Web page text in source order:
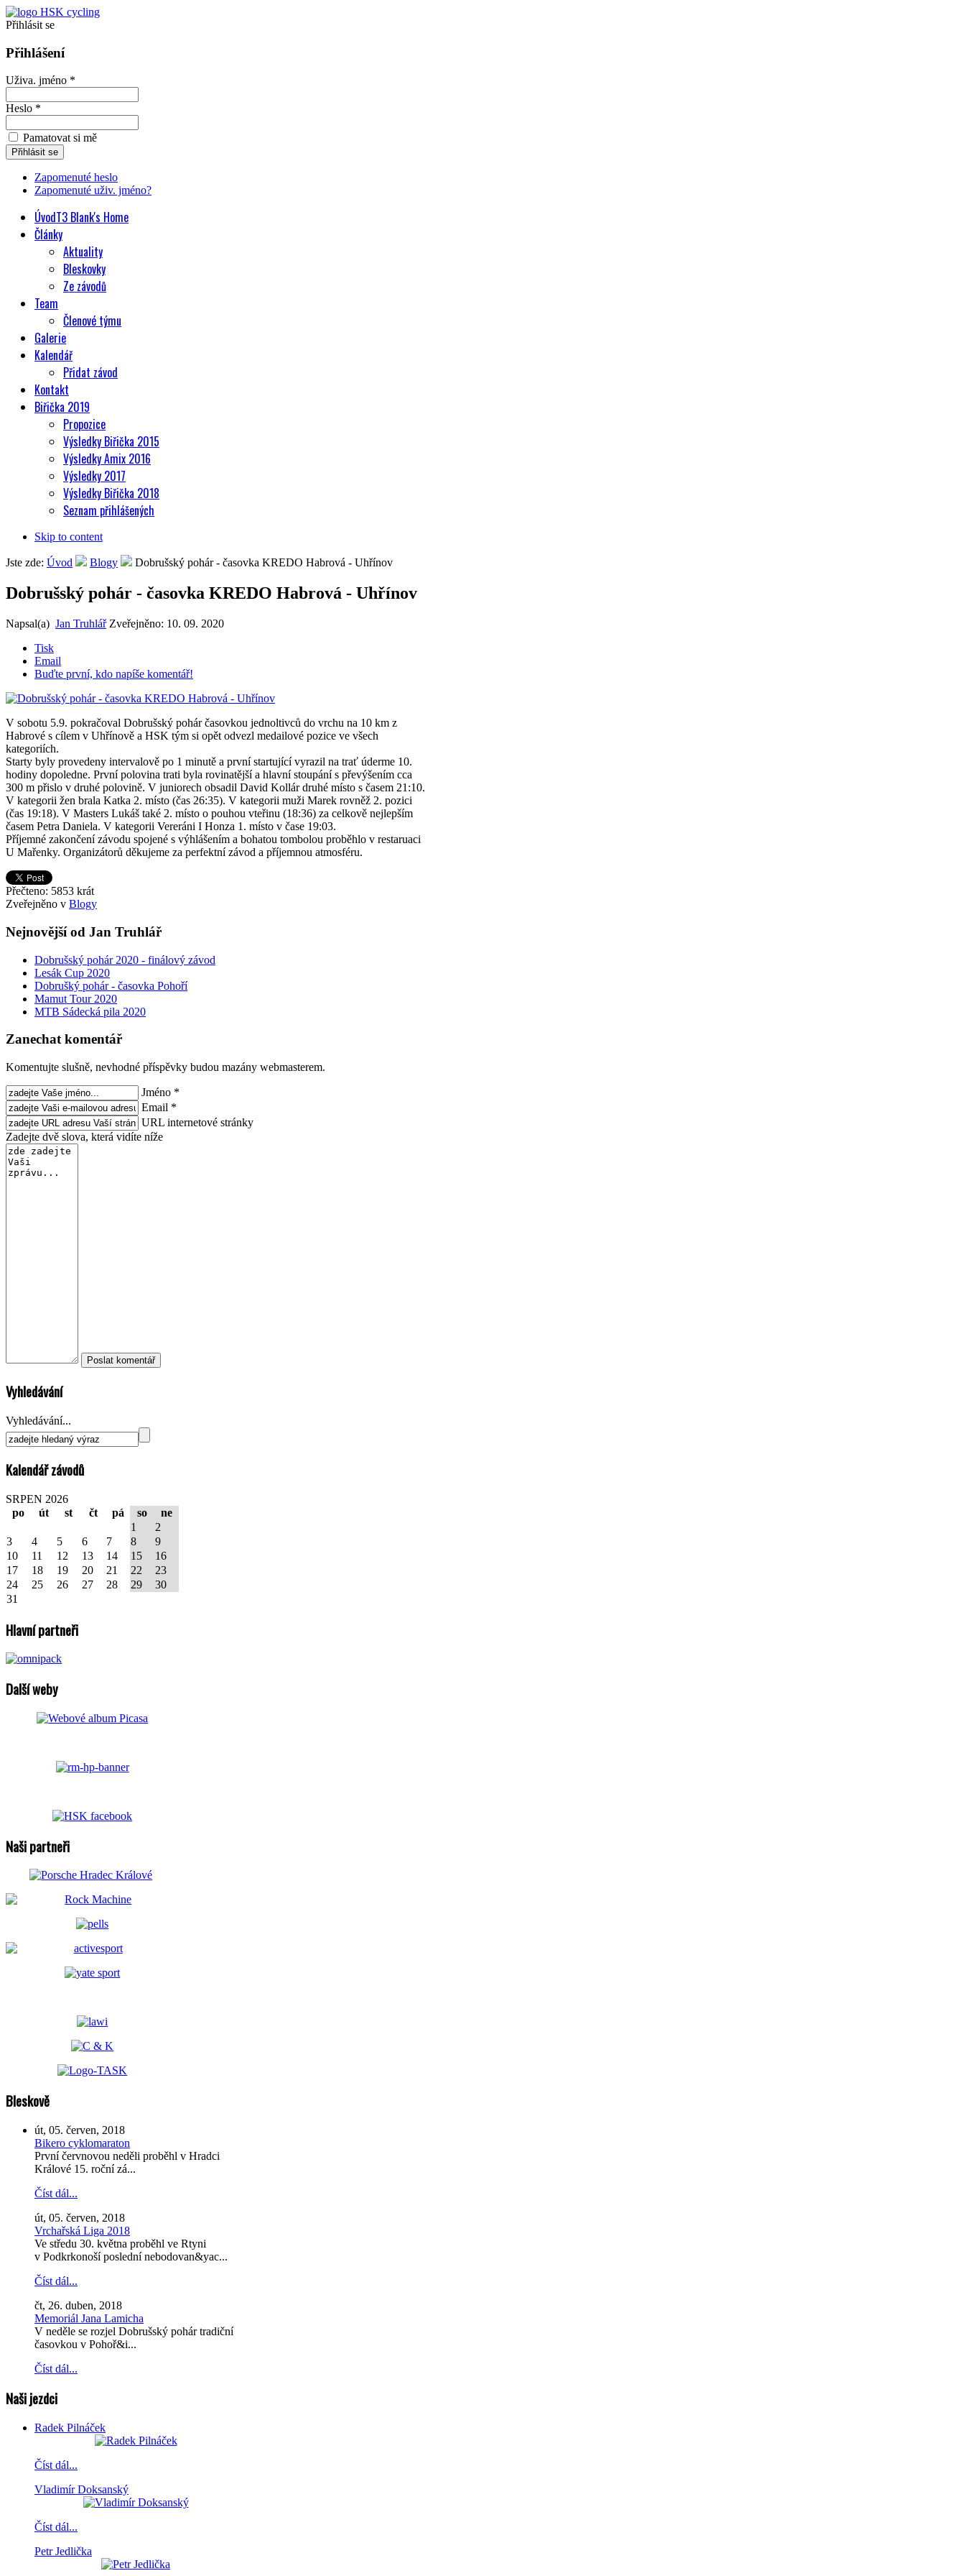
Přihlásit se
Přihlášení
Uživa. jméno *
Heslo *
Pamatovat si mě
Zapomenuté heslo
Zapomenuté uživ. jméno?
ÚvodT3 Blank's Home
Články
Aktuality
Bleskovky
Ze závodů
Team
Členové týmu
Galerie
Kalendář
Přidat závod
Kontakt
Biřička 2019
Propozice
Výsledky Biřička 2015
Výsledky Amix 2016
Výsledky 2017
Výsledky Biřička 2018
Seznam přihlášených
Skip to content
Jste zde: Úvod Blogy Dobrušský pohár - časovka KREDO Habrová - Uhřínov
Dobrušský pohár - časovka KREDO Habrová - Uhřínov
Napsal(a) Jan Truhlář Zveřejněno: 10. 09. 2020
Tisk
Email
Buďte první, kdo napíše komentář!
V sobotu 5.9. pokračoval Dobrušský pohár časovkou jednoltivců do vrchu na 10 km z
Habrové s cílem v Uhřínově a HSK tým si opět odvezl medailové pozice ve všech
kategoriích.
Starty byly provedeny intervalově po 1 minutě a první startující vyrazil na trať úderme 10.
hodiny dopoledne. První polovina trati byla rovinatější a hlavní stoupání s převýšením cca
300 m přislo v druhé polovině. V juniorech obsadil David Kollár druhé místo s časem 21:10.
V kategorii žen brala Katka 2. místo (čas 26:35). V kategorii muži Marek rovněž 2. pozici
(čas 19:18). V Masters Lukáš také 2. místo o pouhou vteřinu (18:36) za celkově nejlepším
časem Petra Daniela. V kategorii Vereráni I Honza 1. místo v čase 19:03.
Příjemné zakončení závodu spojené s výhlášením a bohatou tombolou proběhlo v restaruaci
U Mařenky. Organizátorů děkujeme za perfektní závod a příjemnou atmosféru.
Přečteno: 5853 krát
Zveřejněno v Blogy
Nejnovější od Jan Truhlář
Dobrušský pohár 2020 - finálový závod
Lesák Cup 2020
Dobrušký pohár - časovka Pohoří
Mamut Tour 2020
MTB Sádecká pila 2020
Zanechat komentář
Komentujte slušně, nevhodné příspěvky budou mazány webmasterem.
Jméno *
Email *
URL internetové stránky
Zadejte dvě slova, která vidíte níže
Vyhledávání
Vyhledávání...
Kalendář závodů
SRPEN 2026
po
út st čt pá so
ne
1
2
3
4 5 6 7 8
9
10
11 12 13 14 15
16
17
18 19 20 21 22
23
24
25 26 27 28 29
30
31
Hlavní partneři
Další weby
Naši partneři
Bleskově
út, 05. červen, 2018
Bikero cyklomaraton
První červnovou neděli proběhl v Hradci
Králové 15. roční zá...
Číst dál...
út, 05. červen, 2018
Vrchařská Liga 2018
Ve středu 30. května proběhl ve Rtyni
v Podkrkonoší poslední nebodovan&yac...
Číst dál...
čt, 26. duben, 2018
Memoriál Jana Lamicha
V neděle se rozjel Dobrušský pohár tradiční
časovkou v Pohoř&i...
Číst dál...
Naši jezdci
Radek Pilnáček
Číst dál...
Vladimír Doksanský
Číst dál...
Petr Jedlička